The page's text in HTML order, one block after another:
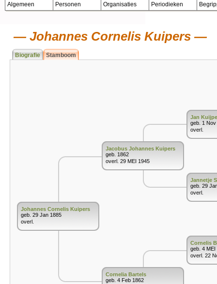
Algemeen Personen Organisaties Periodieken
Johannes Cornelis Kuipers
Biografie Stamboom
Johannes Cornelis Kuipers
geb. 29 Jan 1885
overl.
Jacobus Johannes Kuipers
geb. 1862
overl. 29 MEI 1945
Cornelia Bartels
geb. 4 Feb 1862
Jan
geb. 1 Nov
overl.
Jannetje
geb. 29
overl.
Cornelis
geb. 4 MEI
overl. 22